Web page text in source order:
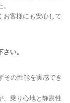
お客様にも安心して
い。
その性能を実感でき
、乗り心地と静粛性